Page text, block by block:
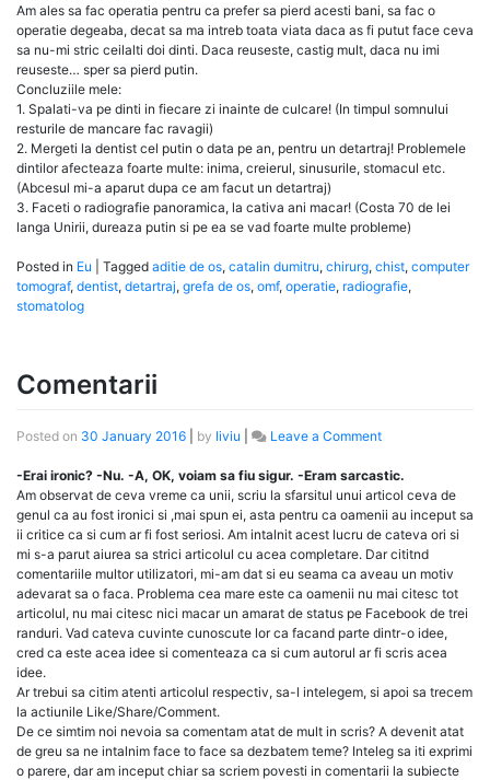
Am ales sa fac operatia pentru ca prefer sa pierd acesti bani, sa fac o
operatie degeaba, decat sa ma intreb toata viata daca as fi putut face ceva
sa nu-mi stric ceilalti doi dinti. Daca reuseste, castig mult, daca nu imi
reuseste… sper sa pierd putin.
Concluziile mele:
1. Spalati-va pe dinti in fiecare zi inainte de culcare! (In timpul somnului
resturile de mancare fac ravagii)
2. Mergeti la dentist cel putin o data pe an, pentru un detartraj! Problemele
dintilor afecteaza foarte multe: inima, creierul, sinusurile, stomacul etc.
(Abcesul mi-a aparut dupa ce am facut un detartraj)
3. Faceti o radiografie panoramica, la cativa ani macar! (Costa 70 de lei
langa Unirii, dureaza putin si pe ea se vad foarte multe probleme)
Posted in Eu Tagged aditie de os, catalin dumitru, chirurg, chist, computer
tomograf, dentist, detartraj, grefa de os, omf, operatie, radiografie,
stomatolog
Comentarii
Posted on 30 January 2016 by liviu Leave a Commenton
-Erai ironic? -Nu. -A, OK, voiam sa fiu sigur. -Eram sarcastic.
Am observat de ceva vreme ca unii, scriu la sfarsitul unui articol ceva de
genul ca au fost ironici si ,mai spun ei, asta pentru ca oamenii au inceput sa
ii critice ca si cum ar fi fost seriosi. Am intalnit acest lucru de cateva ori si
mi s-a parut aiurea sa strici articolul cu acea completare. Dar cititnd
comentariile multor utilizatori, mi-am dat si eu seama ca aveau un motiv
adevarat sa o faca. Problema cea mare este ca oamenii nu mai citesc tot
articolul, nu mai citesc nici macar un amarat de status pe Facebook de trei
randuri. Vad cateva cuvinte cunoscute lor ca facand parte dintr-o idee,
cred ca este acea idee si comenteaza ca si cum autorul ar fi scris acea
idee.
Ar trebui sa citim atenti articolul respectiv, sa-l intelegem, si apoi sa trecem
la actiunile Like/Share/Comment.
De ce simtim noi nevoia sa comentam atat de mult in scris? A devenit atat
de greu sa ne intalnim face to face sa dezbatem teme? Inteleg sa iti exprimi
o parere, dar am inceput chiar sa scriem povesti in comentarii la subiecte